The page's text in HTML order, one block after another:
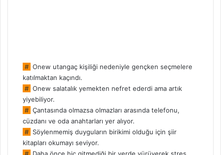
# Onew utangaç kişiliği nedeniyle gençken seçmelere
katılmaktan kaçındı.
# Onew salatalık yemekten nefret ederdi ama artık
yiyebiliyor.
# Çantasında olmazsa olmazları arasında telefonu,
cüzdanı ve oda anahtarları yer alıyor.
# Söylenmemiş duyguların birikimi olduğu için şiir
kitapları okumayı seviyor.